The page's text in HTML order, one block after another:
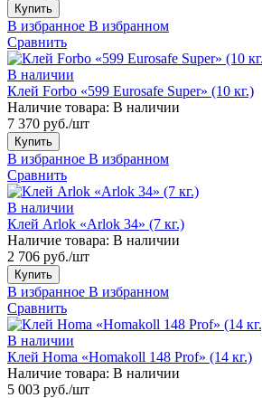
Купить
В избранное В избранном
Сравнить
В наличии
Клей Forbo «599 Eurosafe Super» (10 кг.)
Наличие товара: В наличии
7 370 руб./шт
Купить
В избранное В избранном
Сравнить
В наличии
Клей Arlok «Arlok 34» (7 кг.)
Наличие товара: В наличии
2 706 руб./шт
Купить
В избранное В избранном
Сравнить
В наличии
Клей Homa «Homakoll 148 Prof» (14 кг.)
Наличие товара: В наличии
5 003 руб./шт